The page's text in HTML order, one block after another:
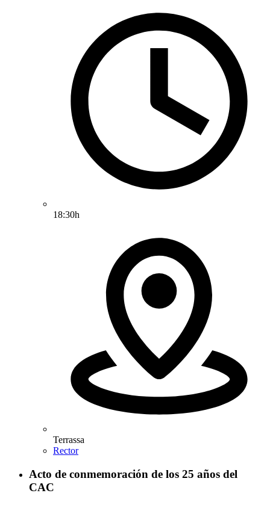
18:30h
Terrassa
Rector
Acto de conmemoración de los 25 años del
CAC